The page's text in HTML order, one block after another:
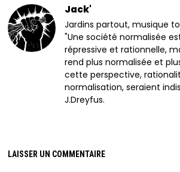
Jack'
Jardins partout, musique
"Une société normalisée
répressive et rationnelle,
rend plus normalisée et
cette perspective,
normalisation, seraient
J.Dreyfus.
LAISSER UN COMMENTAIRE